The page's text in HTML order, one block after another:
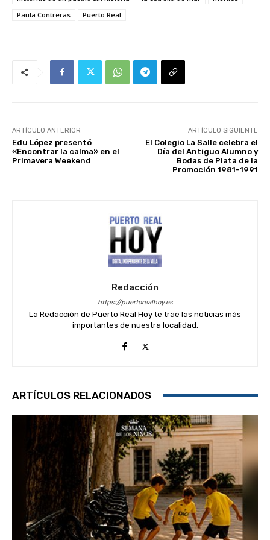
Paula Contreras
Puerto Real
ARTÍCULO ANTERIOR
Edu López presentó
«Encontrar la calma» en el
Primavera Weekend
ARTÍCULO SIGUIENTE
El Colegio La Salle celebra el
Día del Antiguo Alumno y
Bodas de Plata de la
Promoción 1981-1991
Redacción
https://puertorealhoy.es
La Redacción de Puerto Real Hoy te trae las noticias más
importantes de nuestra localidad.
ARTÍCULOS RELACIONADOS